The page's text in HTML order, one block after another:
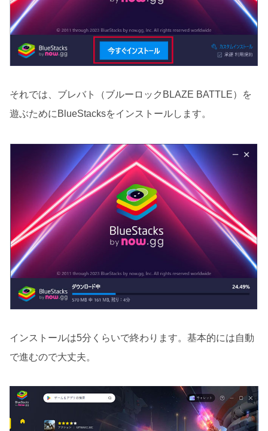
それでは、ブレバト（ブルーロックBLAZE BATTLE）を
遊ぶためにBlueStacksをインストールします。
インストールは5分くらいで終わります。基本的には自動
で進むので大丈夫。